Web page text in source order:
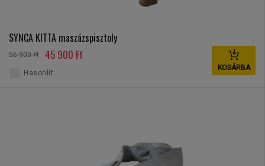
SYNCA KITTA maszázspisztoly
56 900 Ft 45 900 Ft
KOSÁRBA
Hasonlít